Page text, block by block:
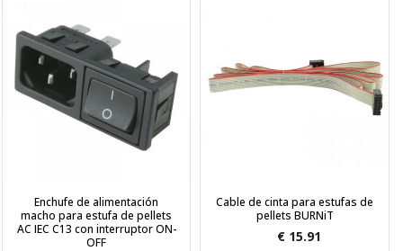
Enchufe de alimentación
macho para estufa de pellets
AC IEC C13 con interruptor ON-
OFF
Cable de cinta para estufas de
pellets BURNiT
€ 15.91